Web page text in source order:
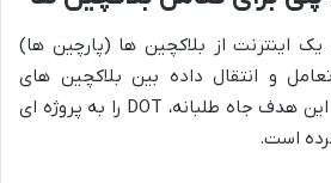
اینترنت از بلاکچین ها (پارچین ها)
و انتقال داده بین بلاکچین های
مختلف را فراهم می آورد. این هدف جاه طلبانه، DOT را به پروژه ای
است.